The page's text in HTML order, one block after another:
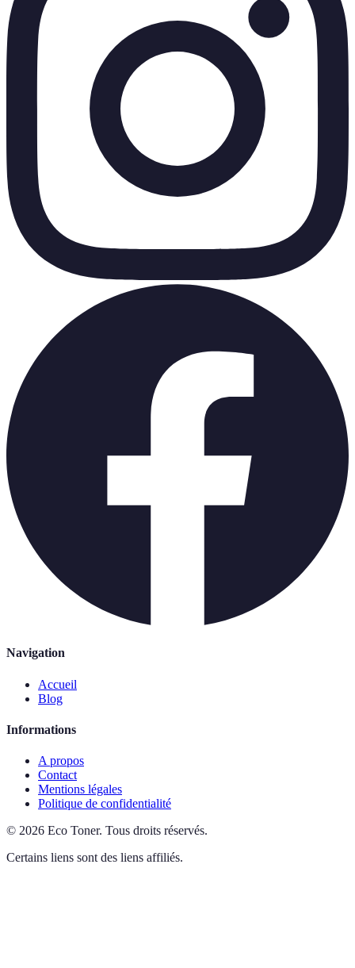
Navigation
Accueil
Blog
Informations
A propos
Contact
Mentions légales
Politique de confidentialité
© 2026 Eco Toner. Tous droits réservés.
Certains liens sont des liens affiliés.